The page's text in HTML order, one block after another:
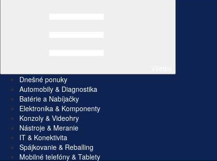
Dnešné ponuky
Automobily & Diagnostika
Batérie a Nabíjačky
Elektronika & Komponenty
Konzoly & Videohry
Nástroje & Meranie
IT & Konektivita
Spájkovanie & Reballing
Mobilné telefóny & Tablety